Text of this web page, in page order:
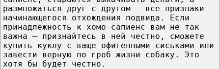
размножаться друг с другом — все признаки
начинающегося отхождения подвида. Если
принадлежность к хомо сапиенс вам не так
важна — признайтесь в ней честно, сможете
купить куклу с ваще офигенными сиськами или
завести верную по гроб жизни собаку. Это
хотя бы будет честно.